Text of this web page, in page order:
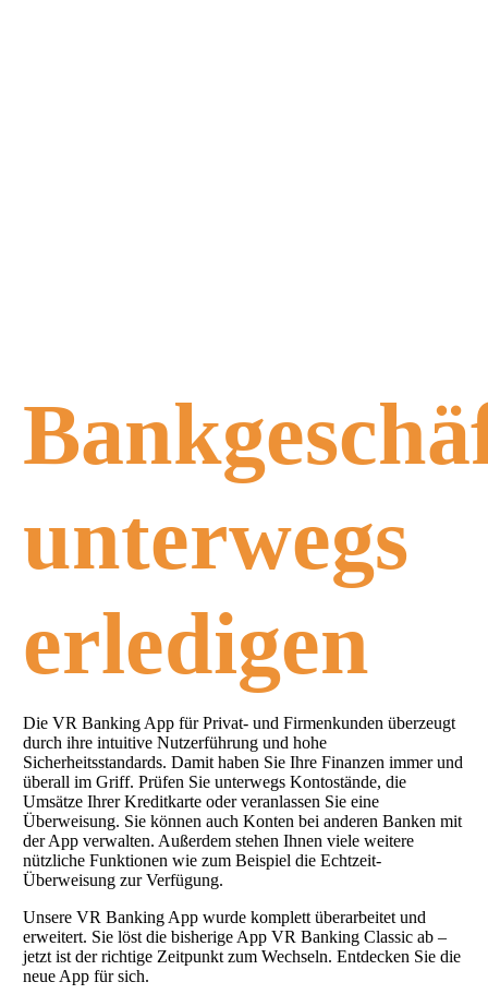
unterwegs
erledigen
Die VR Banking App für Privat- und Firmenkunden überzeugt
durch ihre intuitive Nutzerführung und hohe
Sicherheitsstandards. Damit haben Sie Ihre Finanzen immer und
überall im Griff. Prüfen Sie unterwegs Kontostände, die
Umsätze Ihrer Kreditkarte oder veranlassen Sie eine
Überweisung. Sie können auch Konten bei anderen Banken mit
der App verwalten. Außerdem stehen Ihnen viele weitere
nützliche Funktionen wie zum Beispiel die Echtzeit-
Überweisung zur Verfügung.
Unsere VR Banking App wurde komplett überarbeitet und
erweitert. Sie löst die bisherige App VR Banking Classic ab –
jetzt ist der richtige Zeitpunkt zum Wechseln. Entdecken Sie die
neue App für sich.